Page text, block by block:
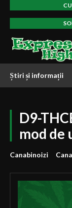
Știri și informații
D9-
mod de
Canabinoizi